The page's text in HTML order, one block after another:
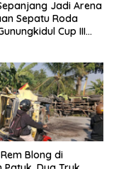
Jadi Arena
Sepatu Roda
Cup III
Blong di